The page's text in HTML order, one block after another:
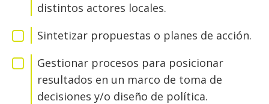
distintos actores locales.
Sintetizar propuestas o planes de acción.
Gestionar procesos para posicionar
resultados en un marco de toma de
decisiones y/o diseño de política.